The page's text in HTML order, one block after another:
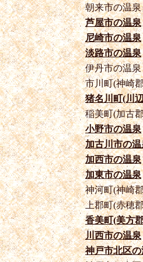
朝来市の温
芦屋市の温泉
尼崎市の温泉
淡路市の温泉
伊丹市の温
市川町(神崎
猪名川町(川
稲美町(加古
小野市の温泉
加古川市の温
加西市の温泉
加東市の温泉
神河町(神崎
上郡町(赤穂
香美町(美方
川西市の温泉
神戸市北区